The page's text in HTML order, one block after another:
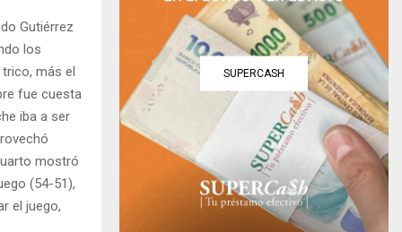
Gutiérrez
los
más el
fue cuesta
iba a ser
mostró
(54-51),
el juego,
SUPERCASH